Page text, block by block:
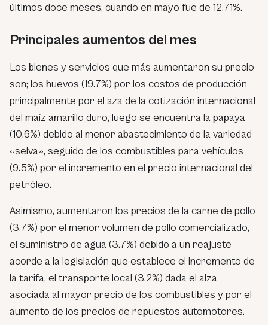
últimos doce meses, cuando en mayo fue de 12.71%.
Principales aumentos del mes
Los bienes y servicios que más aumentaron su precio
son; los huevos (19.7%) por los costos de producción
principalmente por el aza de la cotización internacional
del maíz amarillo duro, luego se encuentra la papaya
(10.6%) debido al menor abastecimiento de la variedad
«selva», seguido de los combustibles para vehículos
(9.5%) por el incremento en el precio internacional del
petróleo.
Asimismo, aumentaron los precios de la carne de pollo
(3.7%) por el menor volumen de pollo comercializado,
el suministro de agua (3.7%) debido a un reajuste
acorde a la legislación que establece el incremento de
la tarifa, el transporte local (3.2%) dada el alza
asociada al mayor precio de los combustibles y por el
aumento de los precios de repuestos automotores.